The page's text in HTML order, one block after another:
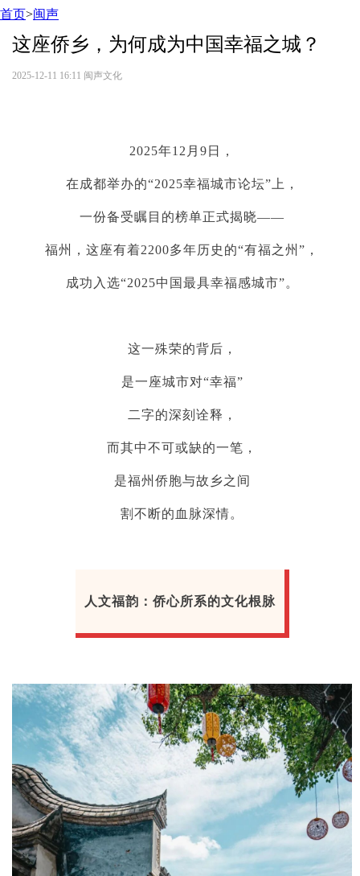
首页>闽声
这座侨乡，为何成为中国幸福之城？
2025-12-11 16:11 闽声文化
2025年12月9日，
在成都举办的“2025幸福城市论坛”上，
一份备受瞩目的榜单正式揭晓——
福州，这座有着2200多年历史的“有福之州”，
成功入选“2025中国最具幸福感城市”。
这一殊荣的背后，
是一座城市对“幸福”
二字的深刻诠释，
而其中不可或缺的一笔，
是福州侨胞与故乡之间
割不断的血脉深情。
人文福韵：侨心所系的文化根脉